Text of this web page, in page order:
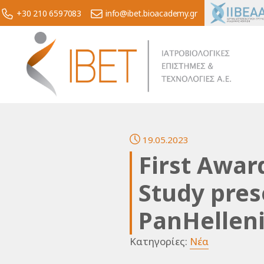
+30 210 6597083 info@ibet.bioacademy.gr
19.05.2023
First
Study
Κατηγορίες: Νέα